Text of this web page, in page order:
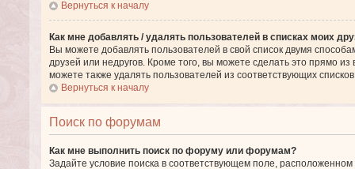
Вернуться к началу
Как мне добавлять / удалять пользователей в списках моих
Вы можете добавлять пользователей в свой список двумя
друзей или недругов. Кроме того, вы можете сделать это прямо
можете также удалять пользователей из соответствующих
Вернуться к началу
Поиск по форумам
Как мне выполнить поиск по форуму или форумам?
Задайте условие поиска в соответствующем поле,